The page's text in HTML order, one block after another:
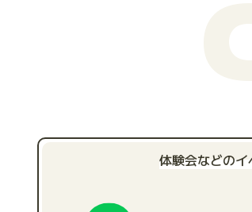
体験会などのイ